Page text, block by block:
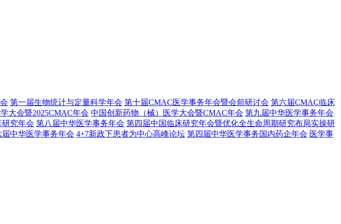
第一届生物统计与定量科学年会 第十届CMAC医学事务年会暨会前研讨会 第六届CMAC临床
大会暨2025CMAC年会 中国创新药物（械）医学大会暨CMAC年会 第九届中华医学事务年会
究年会 第八届中华医学事务年会 第四届中国临床研究年会暨优化全生命周期研究布局实操研
届中华医学事务年会 4+7新政下患者为中心高峰论坛 第四届中华医学事务国内药企年会 医学事